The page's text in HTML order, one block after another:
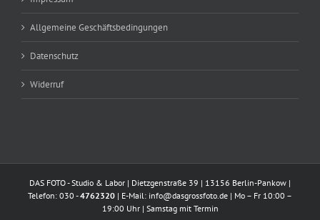
Allgemeine Geschäftsbedingungen
Datenschutz
Widerruf
DAS FOTO - Studio & Labor | Dietzgenstraße 39 | 13156 Berlin-Pankow |
Telefon: 030 -4762320 | E-Mail: info@dasgrossfoto.de | Mo – Fr 10:00 –
19:00 Uhr | Samstag mit Termin